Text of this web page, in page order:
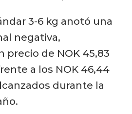
3-6 kg anotó una
negativa,
precio de NOK 45,83
a los NOK 46,44
durante la